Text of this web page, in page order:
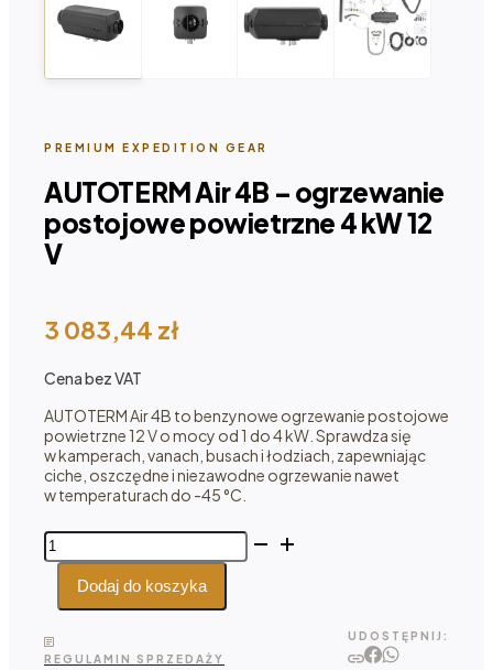
PREMIUM EXPEDITION GEAR
AUTOTERM Air 4B – ogrzewanie
postojowe powietrzne 4 kW 12
V
3 083,44 zł
Cena bez VAT
AUTOTERM Air 4B to benzynowe ogrzewanie postojowe
powietrzne 12 V o mocy od 1 do 4 kW. Sprawdza się
w kamperach, vanach, busach i łodziach, zapewniając
ciche, oszczędne i niezawodne ogrzewanie nawet
w temperaturach do -45 °C.
ilość
AUTOTERM
4B
-
ogrzewanie
Dodaj do koszyka
REGULAMIN SPRZEDAŻY
UDOSTĘPNIJ: